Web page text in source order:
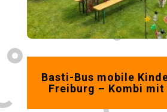
Basti-Bus mobile
Freiburg – Kombi